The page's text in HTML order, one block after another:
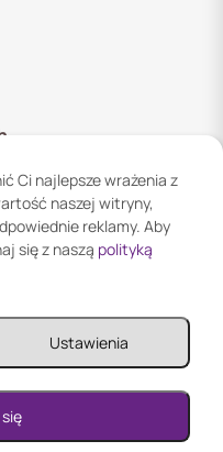
Ci najlepsze wrażenia z
naszej witryny,
reklamy. Aby
się z naszą polityką
Ustawienia